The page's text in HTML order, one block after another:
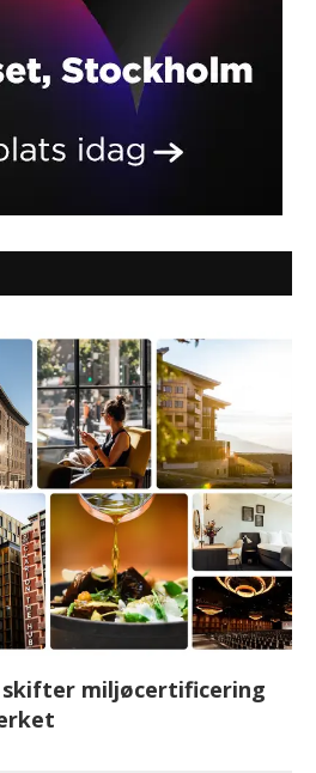
miljøcertificering